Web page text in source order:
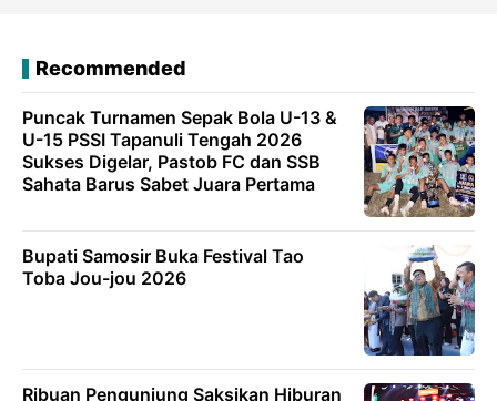
Recommended
Puncak Turnamen Sepak Bola U-13 &
U-15 PSSI Tapanuli Tengah 2026
Sukses Digelar, Pastob FC dan SSB
Sahata Barus Sabet Juara Pertama
Bupati Samosir Buka Festival Tao
Toba Jou-jou 2026
Ribuan Pengunjung Saksikan Hiburan